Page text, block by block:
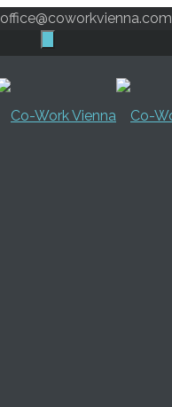
office@coworkvienna.com